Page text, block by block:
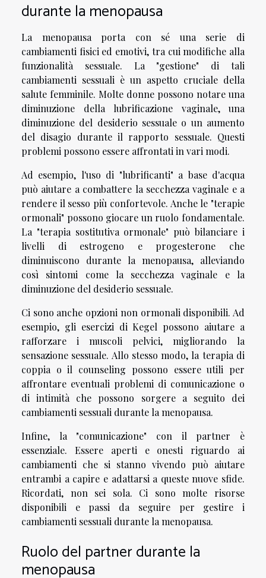
durante la menopausa
La menopausa porta con sé una serie di
cambiamenti fisici ed emotivi, tra cui modifiche alla
funzionalità sessuale. La "gestione" di tali
cambiamenti sessuali è un aspetto cruciale della
salute femminile. Molte donne possono notare una
diminuzione della lubrificazione vaginale, una
diminuzione del desiderio sessuale o un aumento
del disagio durante il rapporto sessuale. Questi
problemi possono essere affrontati in vari modi.
Ad esempio, l'uso di "lubrificanti" a base d'acqua
può aiutare a combattere la secchezza vaginale e a
rendere il sesso più confortevole. Anche le "terapie
ormonali" possono giocare un ruolo fondamentale.
La "terapia sostitutiva ormonale" può bilanciare i
livelli di estrogeno e progesterone che
diminuiscono durante la menopausa, alleviando
così sintomi come la secchezza vaginale e la
diminuzione del desiderio sessuale.
Ci sono anche opzioni non ormonali disponibili. Ad
esempio, gli esercizi di Kegel possono aiutare a
rafforzare i muscoli pelvici, migliorando la
sensazione sessuale. Allo stesso modo, la terapia di
coppia o il counseling possono essere utili per
affrontare eventuali problemi di comunicazione o
di intimità che possono sorgere a seguito dei
cambiamenti sessuali durante la menopausa.
Infine, la "comunicazione" con il partner è
essenziale. Essere aperti e onesti riguardo ai
cambiamenti che si stanno vivendo può aiutare
entrambi a capire e adattarsi a queste nuove sfide.
Ricordati, non sei sola. Ci sono molte risorse
disponibili e passi da seguire per gestire i
cambiamenti sessuali durante la menopausa.
Ruolo del partner durante la
menopausa